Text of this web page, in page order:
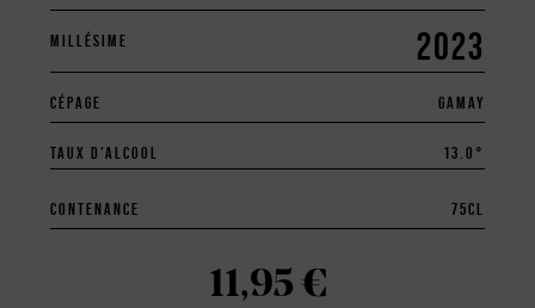
MILLÉSIME 2023
CÉPAGE GAMAY
TAUX D’ALCOOL 13.0°
CONTENANCE 75CL
11,95 €